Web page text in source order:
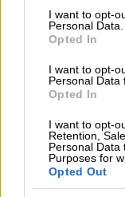
consent section.
I want to opt-
Personal Data.
Opted In
I want to opt-
Personal Data
Opted In
I want to opt-
Retention,
Personal Data
Purposes for
Opted Out
1, ενώ την
Ευρώπης του
συνέχεια της
ισπανική
τερματίσει
αποκλειστεί.
ένα
πλέον
βαρύτητα